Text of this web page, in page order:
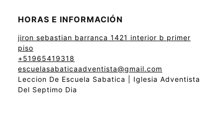
HORAS E INFORMACIÓN
jiron sebastian barranca 1421 interior b primer
piso
+51965419318
escuelasabaticaadventista@gmail.com
Leccion De Escuela Sabatica | Iglesia Adventista
Del Septimo Dia